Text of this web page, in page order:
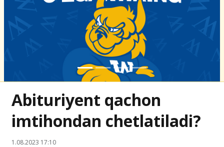
Abituriyent qachon
imtihondan chetlatiladi?
1.08.2023 17:10